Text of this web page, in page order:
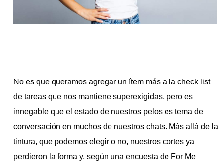
©2007/2026
No es que queramos agregar un ítem más a la check list
de tareas que nos mantiene superexigidas, pero es
innegable que el estado de nuestros pelos es tema de
conversación en muchos de nuestros chats. Más allá de la
tintura, que podemos elegir o no, nuestros cortes ya
perdieron la forma y, según una encuesta de For Me